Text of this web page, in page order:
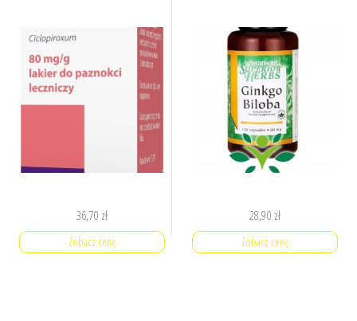
36,70 zł
Zobacz cenę
28,90 zł
Zobacz cenę